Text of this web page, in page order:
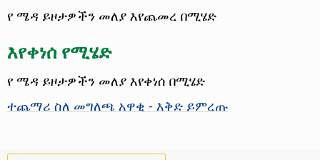
የ ሜዳ ይዞታዎችን መለያ እየጨመረ በሚሄድ
እየቀነሰ የሚሄድ
የ ሜዳ ይዞታዎችን መለያ እየቀነሰ በሚሄድ
ተጨማሪ ስለ መግለጫ አዋቂ - እቅድ ይምረጡ